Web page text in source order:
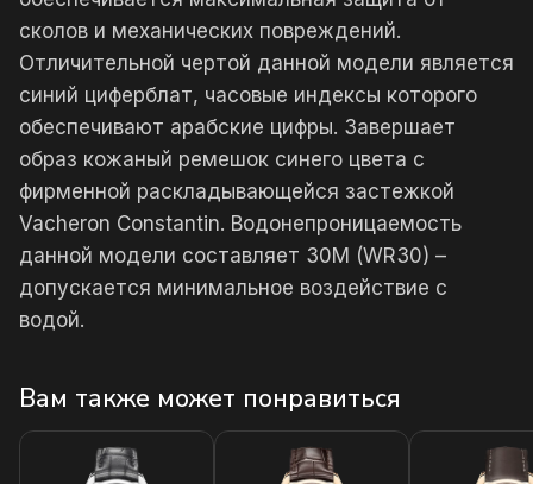
сколов и механических повреждений.
Отличительной чертой данной модели является
синий циферблат, часовые индексы которого
обеспечивают арабские цифры. Завершает
образ кожаный ремешок синего цвета с
фирменной раскладывающейся застежкой
Vacheron Constantin. Водонепроницаемость
данной модели составляет 30М (WR30) –
допускается минимальное воздействие с
водой.
Вам также может понравиться